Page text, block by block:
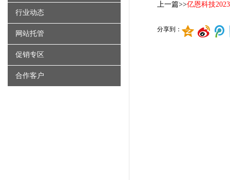
行业动态
网站托管
促销专区
合作客户
上一篇>>亿恩科技
分享到：